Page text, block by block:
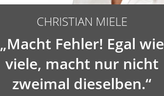
CHRISTIAN MIELE
„Macht Fehler! Egal wie
viele, macht nur nicht
zweimal dieselben.“